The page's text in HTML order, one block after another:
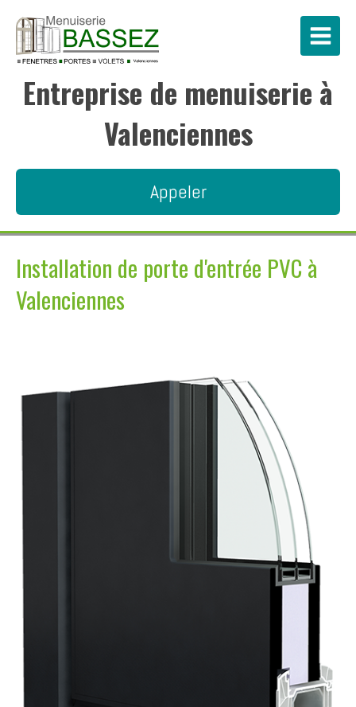
Entreprise de menuiserie à
Valenciennes
Appeler
Installation de porte d'entrée PVC à
Valenciennes